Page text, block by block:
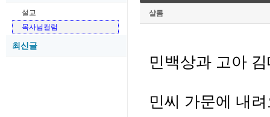
설교
목사님컬럼
최신글
05-26 (고린도전서12) 고전7:23-40 ...
05-20 (고린도전서9) 고전5:1-13 ...
샬롬
민백상과 고아
민씨 가문에 내